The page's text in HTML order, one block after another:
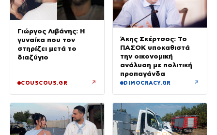
Γιώργος Λιβάνης: Η
γυναίκα που τον
στηρίζει μετά το
διαζύγιο
COUSCOUS.GR ↗
Άκης Σκέρτσος: Το
ΠΑΣΟΚ υποκαθιστά
την οικονομική
ανάλυση με πολιτική
προπαγάνδα
DIMOCRACY.GR ↗